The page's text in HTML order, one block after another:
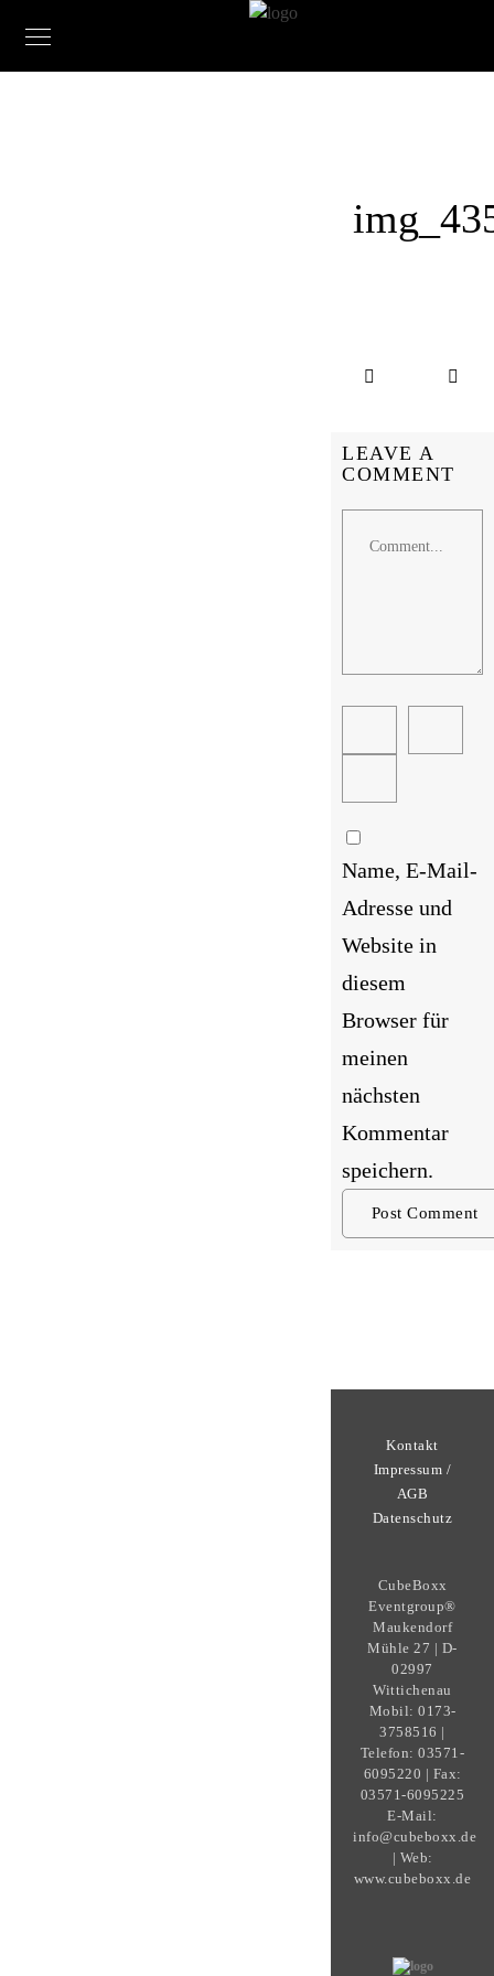
LEAVE A
COMMENT
Name, E-Mail-
Adresse und
Website in
diesem
Browser für
meinen
nächsten
Kommentar
speichern.
Kontakt
Impressum /
AGB
Datenschutz
CubeBoxx
Eventgroup®
Maukendorf
Mühle 27 | D-
02997
Wittichenau
Mobil: 0173-
3758516 |
Telefon: 03571-
6095220 | Fax:
03571-6095225
E-Mail:
info@cubeboxx.de
| Web:
www.cubeboxx.de